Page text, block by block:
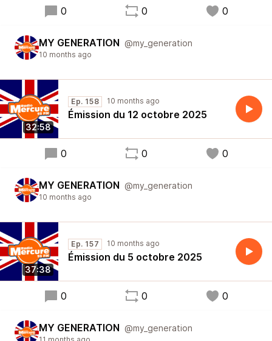
0 0 0
MY GENERATION @my_generation
10 months ago
32:58
Ep. 158 10 months ago
Émission du 12 octobre 2025
0 0 0
MY GENERATION @my_generation
10 months ago
37:38
Ep. 157 10 months ago
Émission du 5 octobre 2025
0 0 0
MY GENERATION @my_generation